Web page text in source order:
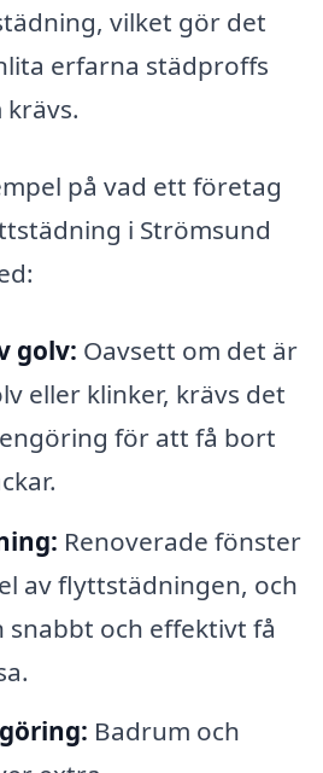
vilket gör det
erfarna städproffs
krävs.
på vad ett företag
i Strömsund
golv: Oavsett om det är
eller klinker, krävs det
för att få bort
Renoverade fönster
av flyttstädningen, och
snabbt och effektivt få
Badrum och